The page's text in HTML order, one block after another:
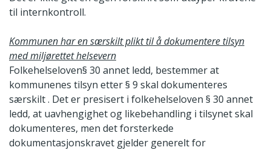
til internkontroll.
Kommunen har en særskilt plikt tilådokumentere tilsyn
med miljørettet helsevern
Folkehelseloven§ 30 annet ledd, bestemmer at
kommunenes tilsyn etter § 9 skal dokumenteres
særskilt . Det er presisert i folkehelseloven § 30 annet
ledd, at uavhengighet og likebehandling i tilsynet skal
dokumenteres, men det forsterkede
dokumentasjonskravet gjelder generelt for